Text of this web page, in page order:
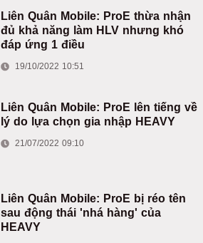
Liên Quân Mobile: ProE thừa nhận
đủ khả năng làm HLV nhưng khó
đáp ứng 1 điều
19/10/2022 10:51
Liên Quân Mobile: ProE lên tiếng về
lý do lựa chọn gia nhập HEAVY
21/07/2022 09:10
Liên Quân Mobile: ProE bị réo tên
sau động thái 'nhá hàng' của
HEAVY